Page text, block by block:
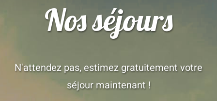
Nos séjours
N'attendez pas, estimez gratuitement votre
séjour maintenant !